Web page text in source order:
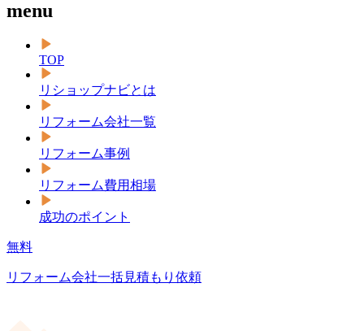
menu
TOP
リショップナビとは
リフォーム会社一覧
リフォーム事例
リフォーム費用相場
成功のポイント
無料
リフォーム会社一括見積もり依頼